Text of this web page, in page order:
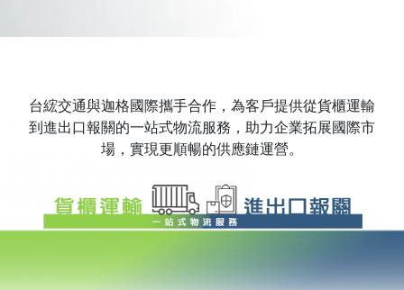
台綋交通與迦格國際攜手合作，為客戶提供從貨櫃運輸
到進出口報關的一站式物流服務，助力企業拓展國際市
場，實現更順暢的供應鏈運營。